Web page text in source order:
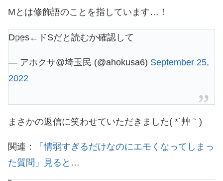
Mとは修飾語のことを指しています…！
Does←ドSだと読むか確認して
— アホクサ@埼玉民 (@ahokusa6) September 25,
2022
まさかの返信に笑わせていただきました( *´艸｀)
関連：
「情弱すぎるだけなのにエモくなってしまっ
た質問」見ると…